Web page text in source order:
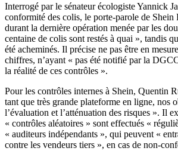
Interrogé par le sénateur écologiste Yannick
conformité des colis, le porte-parole de Shein
durant la dernière opération menée par les
centaine de colis sont restés à quai », tandis
été acheminés. Il précise ne pas être en
chiffres, n’ayant « pas été notifié par la
la réalité de ces contrôles ».
Pour les contrôles internes à Shein, Quentin
tant que très grande plateforme en ligne, nos
l’évaluation et l’atténuation des risques ». Il
« contrôles aléatoires » sont effectués «
« auditeurs indépendants », qui peuvent «
contre les vendeurs tiers », en cas de non-